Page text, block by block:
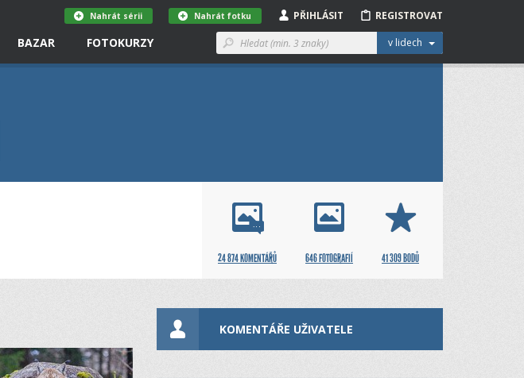
BAZAR FOTOKURZY v lidech
REGISTROVAT
PŘIHLÁSIT
Nahrát fotku
Nahrát sérii
24 874 KOMENTÁŘŮ
646 FOTOGRAFIÍ 41 309 BODŮ
KOMENTÁŘE UŽIVATELE